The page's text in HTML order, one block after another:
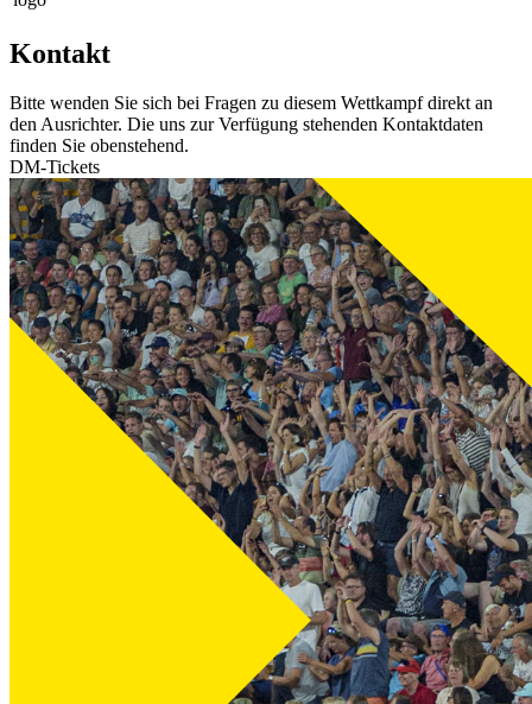
Kontakt
Bitte wenden Sie sich bei Fragen zu diesem Wettkampf direkt an
den Ausrichter. Die uns zur Verfügung stehenden Kontaktdaten
finden Sie obenstehend.
DM-Tickets